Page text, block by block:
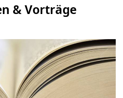
& Vorträge